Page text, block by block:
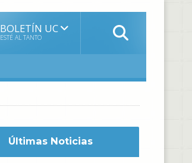
BOLETÍN UC
ESTÉ AL TANTO
Últimas Noticias